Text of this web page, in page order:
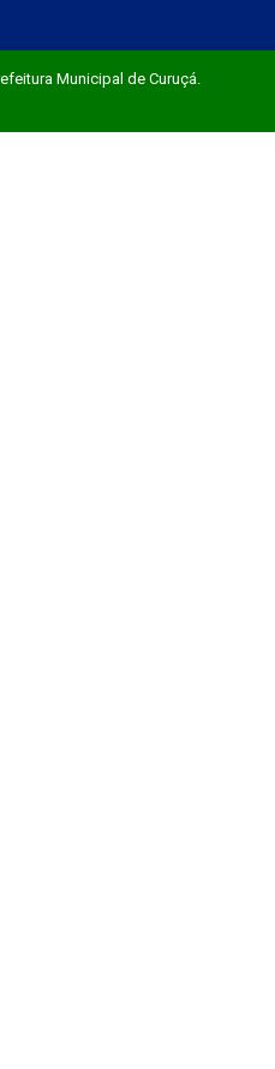
Municipal de Curuçá.